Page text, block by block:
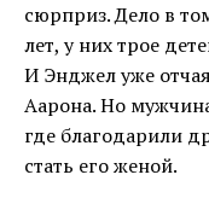
сюрприз. Дело в
лет, у них трое
И Энджел уже
Аарона. Но
где благодарили
стать его женой.